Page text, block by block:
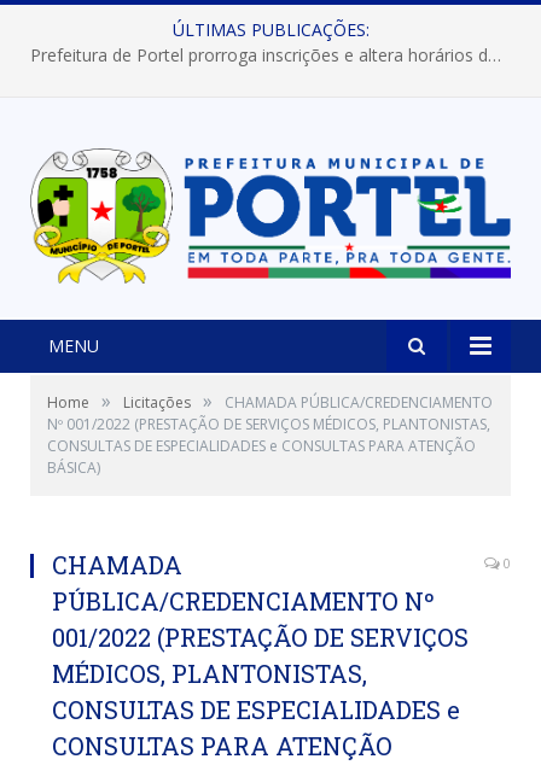
ÚLTIMAS PUBLICAÇÕES:
Prefeitura de Portel prorroga inscrições e altera horários dos concursos “Musa” e “Miss Mix Verão 2026”
MENU
Home » Licitações »
CHAMADA PÚBLICA/CREDENCIAMENTO
Nº 001/2022 (PRESTAÇÃO DE SERVIÇOS MÉDICOS, PLANTONISTAS,
CONSULTAS DE ESPECIALIDADES e CONSULTAS PARA ATENÇÃO
BÁSICA)
CHAMADA
PÚBLICA/CREDENCIAMENTO Nº
001/2022 (PRESTAÇÃO DE SERVIÇOS
MÉDICOS, PLANTONISTAS,
CONSULTAS DE ESPECIALIDADES e
CONSULTAS PARA ATENÇÃO
0